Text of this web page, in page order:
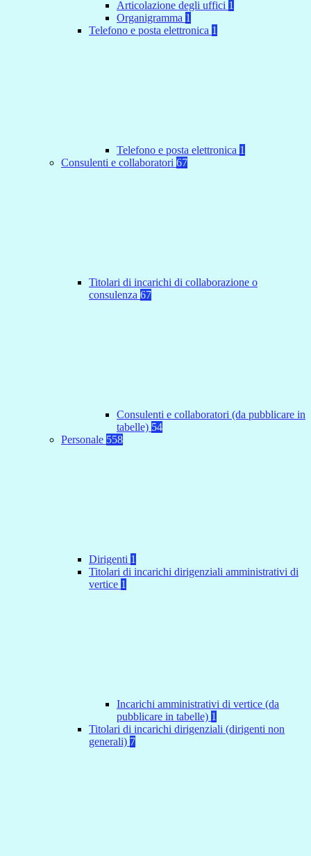
Articolazione degli uffici 1
Organigramma 1
Telefono e posta elettronica 1
Telefono e posta elettronica 1
Consulenti e collaboratori 67
Titolari di incarichi di collaborazione o
consulenza 67
Consulenti e collaboratori (da pubblicare in
tabelle) 54
Personale 558
Dirigenti 1
Titolari di incarichi dirigenziali amministrativi di
vertice 1
Incarichi amministrativi di vertice (da
pubblicare in tabelle) 1
Titolari di incarichi dirigenziali (dirigenti non
generali) 7